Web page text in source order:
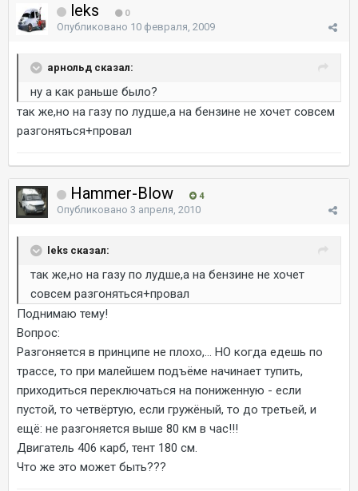
leks 0
Опубликовано 10 февраля, 2009
арнольд сказал:
ну а как раньше было?
так же,но на газу по лудше,а на бензине не хочет совсем
разгоняться+провал
Hammer-Blow 4
Опубликовано 3 апреля, 2010
leks сказал:
так же,но на газу по лудше,а на бензине не хочет
совсем разгоняться+провал
Поднимаю тему!
Вопрос:
Разгоняется в принципе не плохо,... НО когда едешь по
трассе, то при малейшем подъёме начинает тупить,
приходиться переключаться на пониженную - если
пустой, то четвёртую, если гружёный, то до третьей, и
ещё: не разгоняется выше 80 км в час!!!
Двигатель 406 карб, тент 180 см.
Что же это может быть???